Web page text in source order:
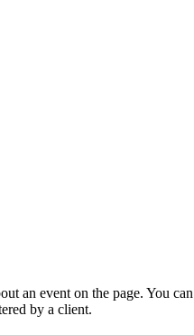
an event on the page. You
by a client.